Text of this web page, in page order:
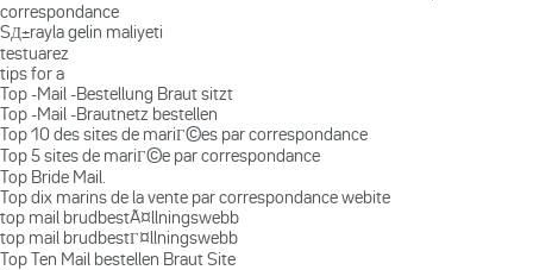
correspondance
SД±rayla gelin maliyeti
testuarez
tips for a
Top -Mail -Bestellung Braut sitzt
Top -Mail -Brautnetz bestellen
Top 10 des sites de mariГ©es par correspondance
Top 5 sites de mariГ©e par correspondance
Top Bride Mail.
Top dix marins de la vente par correspondance webite
top mail brudbestÃ¤llningswebb
top mail brudbestГ¤llningswebb
Top Ten Mail bestellen Braut Site